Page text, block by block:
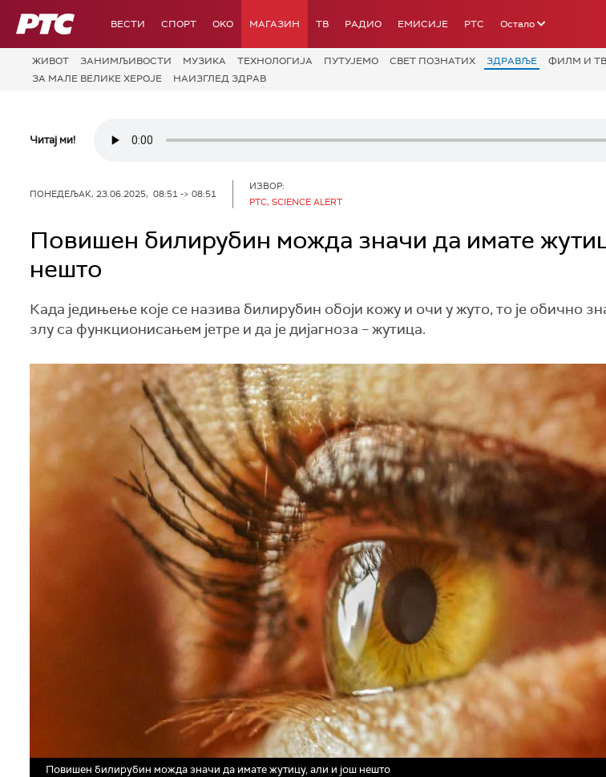
РТС ВЕСТИ СПОРТ OKO МАГАЗИН ТВ РАДИО ЕМИСИЈЕ РТС Остало
ЖИВОТ ЗАНИМЉИВОСТИ МУЗИКА ТЕХНОЛОГИЈA ПУТУЈЕМО СВЕТ ПОЗНАТИХ ЗДРАВЉЕ ФИЛМ И ТВ
ЗА МАЛЕ ВЕЛИКЕ ХЕРОЈЕ
НАИЗГЛЕД ЗДРАВ
Читај ми!
ПОНЕДЕЉАК, 23.06.2025, 08:51 -> 08:51
ИЗВОР:
РТС, SCIENCE ALERT
Повишен билирубин можда значи да имате
нешто
Када једињење које се назива билирубин обоји кожу и очи у жуто, то је обично
злу са функционисањем јетре и да је дијагноза – жутица.
Повишен билирубин можда значи да имате жутицу, али и још нешто